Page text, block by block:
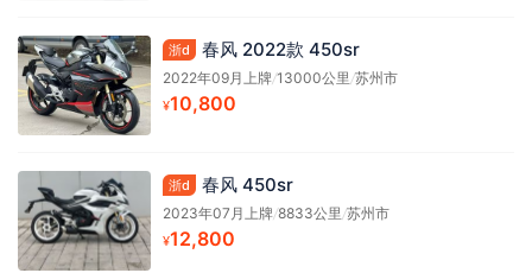
浙d 春风 2022款 450sr
2022年09月上牌/13000公里/苏州市
¥10,800
浙d 春风 450sr
2023年07月上牌/8833公里/苏州市
¥12,800